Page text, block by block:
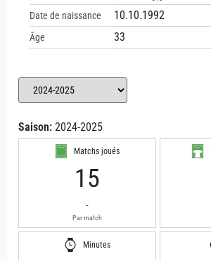
Date de naissance 10.10.1992
Âge 33
Saison: 2024-2025
Matchs joués
15
-
Par match
Minutes